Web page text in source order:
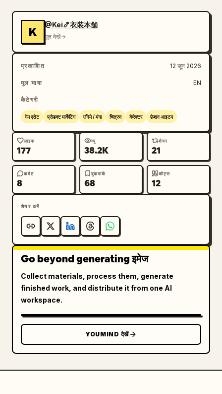
K
@Kei🍤衣装本舗
मूल देखें
प्रकाशित 12 जून 2026
मूल भाषा EN
कैटेगरी
गेम एसेट प्रोडक्ट मार्केटिंग एनिमे / मंगा चित्रण कैरेक्टर फ़ैशन आइटम
लाइक
177
व्यू
38.2K
शेयर
21
कमेंट
8
बुकमार्क
68
कोट्स
12
शेयर करें
Go beyond generating इमेज
Collect materials, process them, generate
finished work, and distribute it from one AI
workspace.
YOUMIND देखें